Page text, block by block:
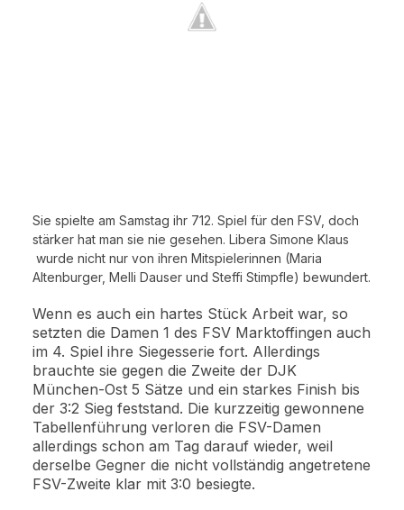
Sie spielte am Samstag ihr 712. Spiel für den FSV, doch
stärker hat man sie nie gesehen. Libera Simone Klaus
wurde nicht nur von ihren Mitspielerinnen (Maria
Altenburger, Melli Dauser und Steffi Stimpfle) bewundert.
Wenn es auch ein hartes Stück Arbeit war, so
setzten die Damen 1 des FSV Marktoffingen auch
im 4. Spiel ihre Siegesserie fort. Allerdings
brauchte sie gegen die Zweite der DJK
München-Ost 5 Sätze und ein starkes Finish bis
der 3:2 Sieg feststand. Die kurzzeitig gewonnene
Tabellenführung verloren die FSV-Damen
allerdings schon am Tag darauf wieder, weil
derselbe Gegner die nicht vollständig angetretene
FSV-Zweite klar mit 3:0 besiegte.